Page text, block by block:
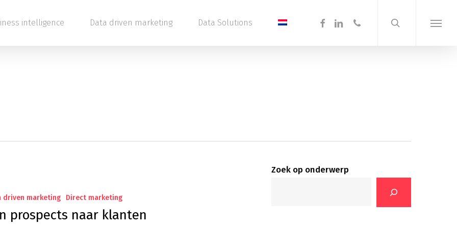
intelligence Data driven marketing Data Solutions facebooklinkedinphone
Menu
driven marketing Direct marketing
prospects naar klanten
Zoek op onderwerp